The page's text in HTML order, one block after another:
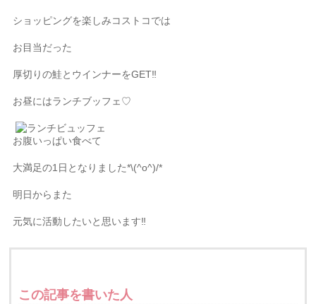
ショッピングを楽しみコストコでは
お目当だった
厚切りの鮭とウインナーをGET‼︎
お昼にはランチブッフェ♡
お腹いっぱい食べて
大満足の1日となりました*\(^o^)/*
明日からまた
元気に活動したいと思います‼︎
この記事を書いた人